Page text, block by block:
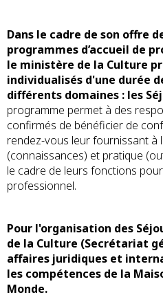
Dans le cadre de son offre
programmes d’accueil de
le ministère de la Culture
individualisés d'une durée
différents domaines : les
programme permet à des
confirmés de bénéficier de
rendez-vous leur fournissant
(connaissances) et pratique
le cadre de leurs fonctions
professionnel.
Pour l'organisation des
de la Culture (Secrétariat
affaires juridiques et
les compétences de la
Monde.